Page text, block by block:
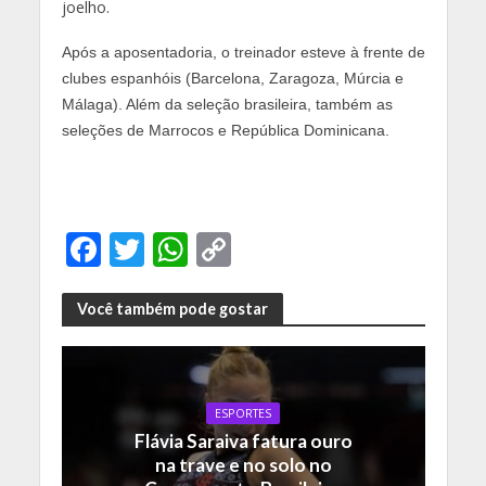
joelho.
Após a aposentadoria, o treinador esteve à frente de
clubes espanhóis (Barcelona, Zaragoza, Múrcia e
Málaga). Além da seleção brasileira, também as
seleções de Marrocos e República Dominicana.
F
ac
e
b
T
w
itt
er
W
h
at
s
A
p
p
C
o
p
y
Li
n
k
Você também pode gostar
ESPORTES
Flávia Saraiva fatura ouro
na trave e no solo no